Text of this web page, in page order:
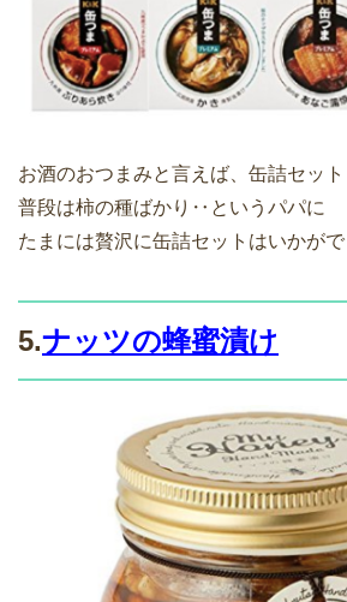
お酒のおつまみと言えば、缶詰セット
普段は柿の種ばかり‥というパパに
たまには贅沢に缶詰セットはいかがで
5.ナッツの蜂蜜漬け